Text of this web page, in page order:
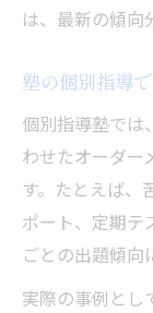
は、最新の傾向
塾の個別指導
個別指導塾では
わせたオーダー
す。たとえば、
ポート、定期テ
ごとの出題傾向
実際の事例とし